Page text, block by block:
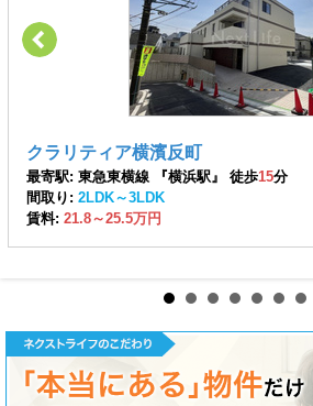
クラリティア横濱反町
最寄駅: 東急東横線 『横浜駅』 徒歩15分
間取り: 2LDK～3LDK
賃料: 21.8～25.5万円